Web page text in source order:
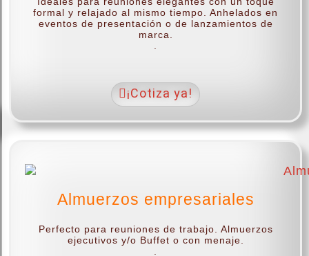
formal y relajado al mismo tiempo. Anhelados en
eventos de presentación o de lanzamientos de
marca.
.
¡Cotiza ya!
Almuerzos empresariales
Perfecto para reuniones de trabajo. Almuerzos
ejecutivos y/o Buffet o con menaje.